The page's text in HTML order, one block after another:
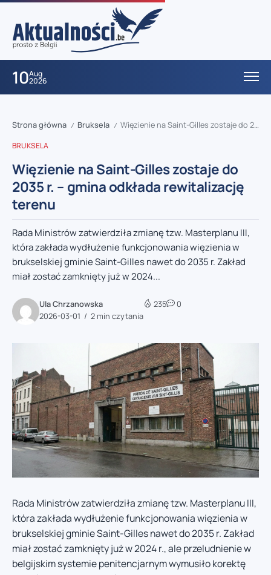
10Aug
2026
Strona główna / Bruksela / Więzienie na Saint-Gilles zostaje do 2035 r. – gmina odkłada rewitalizację terenu
BRUKSELA
Więzienie na Saint-Gilles zostaje do
2035 r. – gmina odkłada rewitalizację
terenu
Rada Ministrów zatwierdziła zmianę tzw. Masterplanu III,
która zakłada wydłużenie funkcjonowania więzienia w
brukselskiej gminie Saint-Gilles nawet do 2035 r. Zakład
miał zostać zamknięty już w 2024...
Ula Chrzanowska
2026-03-01
2 min czytania
235 0
Rada Ministrów zatwierdziła zmianę tzw. Masterplanu III,
która zakłada wydłużenie funkcjonowania więzienia w
brukselskiej gminie Saint-Gilles nawet do 2035 r. Zakład
miał zostać zamknięty już w 2024 r., ale przeludnienie w
belgijskim systemie penitencjarnym wymusiło korektę